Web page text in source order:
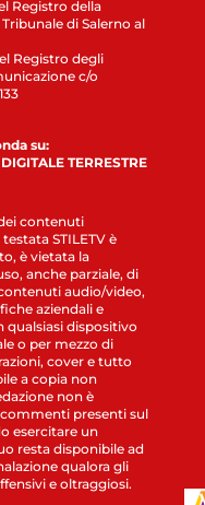
Registro della
di Salerno al
Registro degli
c/o
su:
TERRESTRE
contenuti
STILETV è
è vietata la
anche parziale, di
audio/video,
aziendali e
qualsiasi dispositivo
o per mezzo di
cover e tutto
a copia non
non è
presenti sul
esercitare un
resta disponibile ad
qualora gli
e oltraggiosi.